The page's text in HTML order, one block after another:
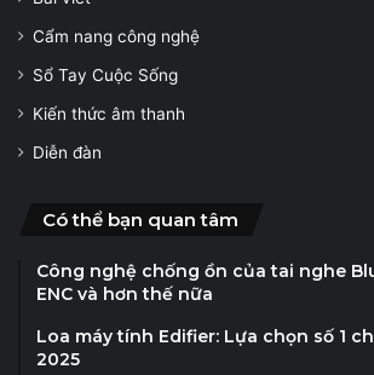
Cẩm nang công nghệ
Sổ Tay Cuộc Sống
Kiến thức âm thanh
Diễn đàn
Có thể bạn quan tâm
Công nghệ chống ồn của tai nghe
ENC và hơn thế nữa
Loa máy tính Edifier: Lựa chọn số 1
2025